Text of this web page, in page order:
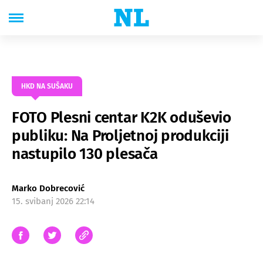
HKD NA SUŠAKU
FOTO Plesni centar K2K oduševio
publiku: Na Proljetnoj produkciji
nastupilo 130 plesača
Marko Dobrecović
15. svibanj 2026 22:14